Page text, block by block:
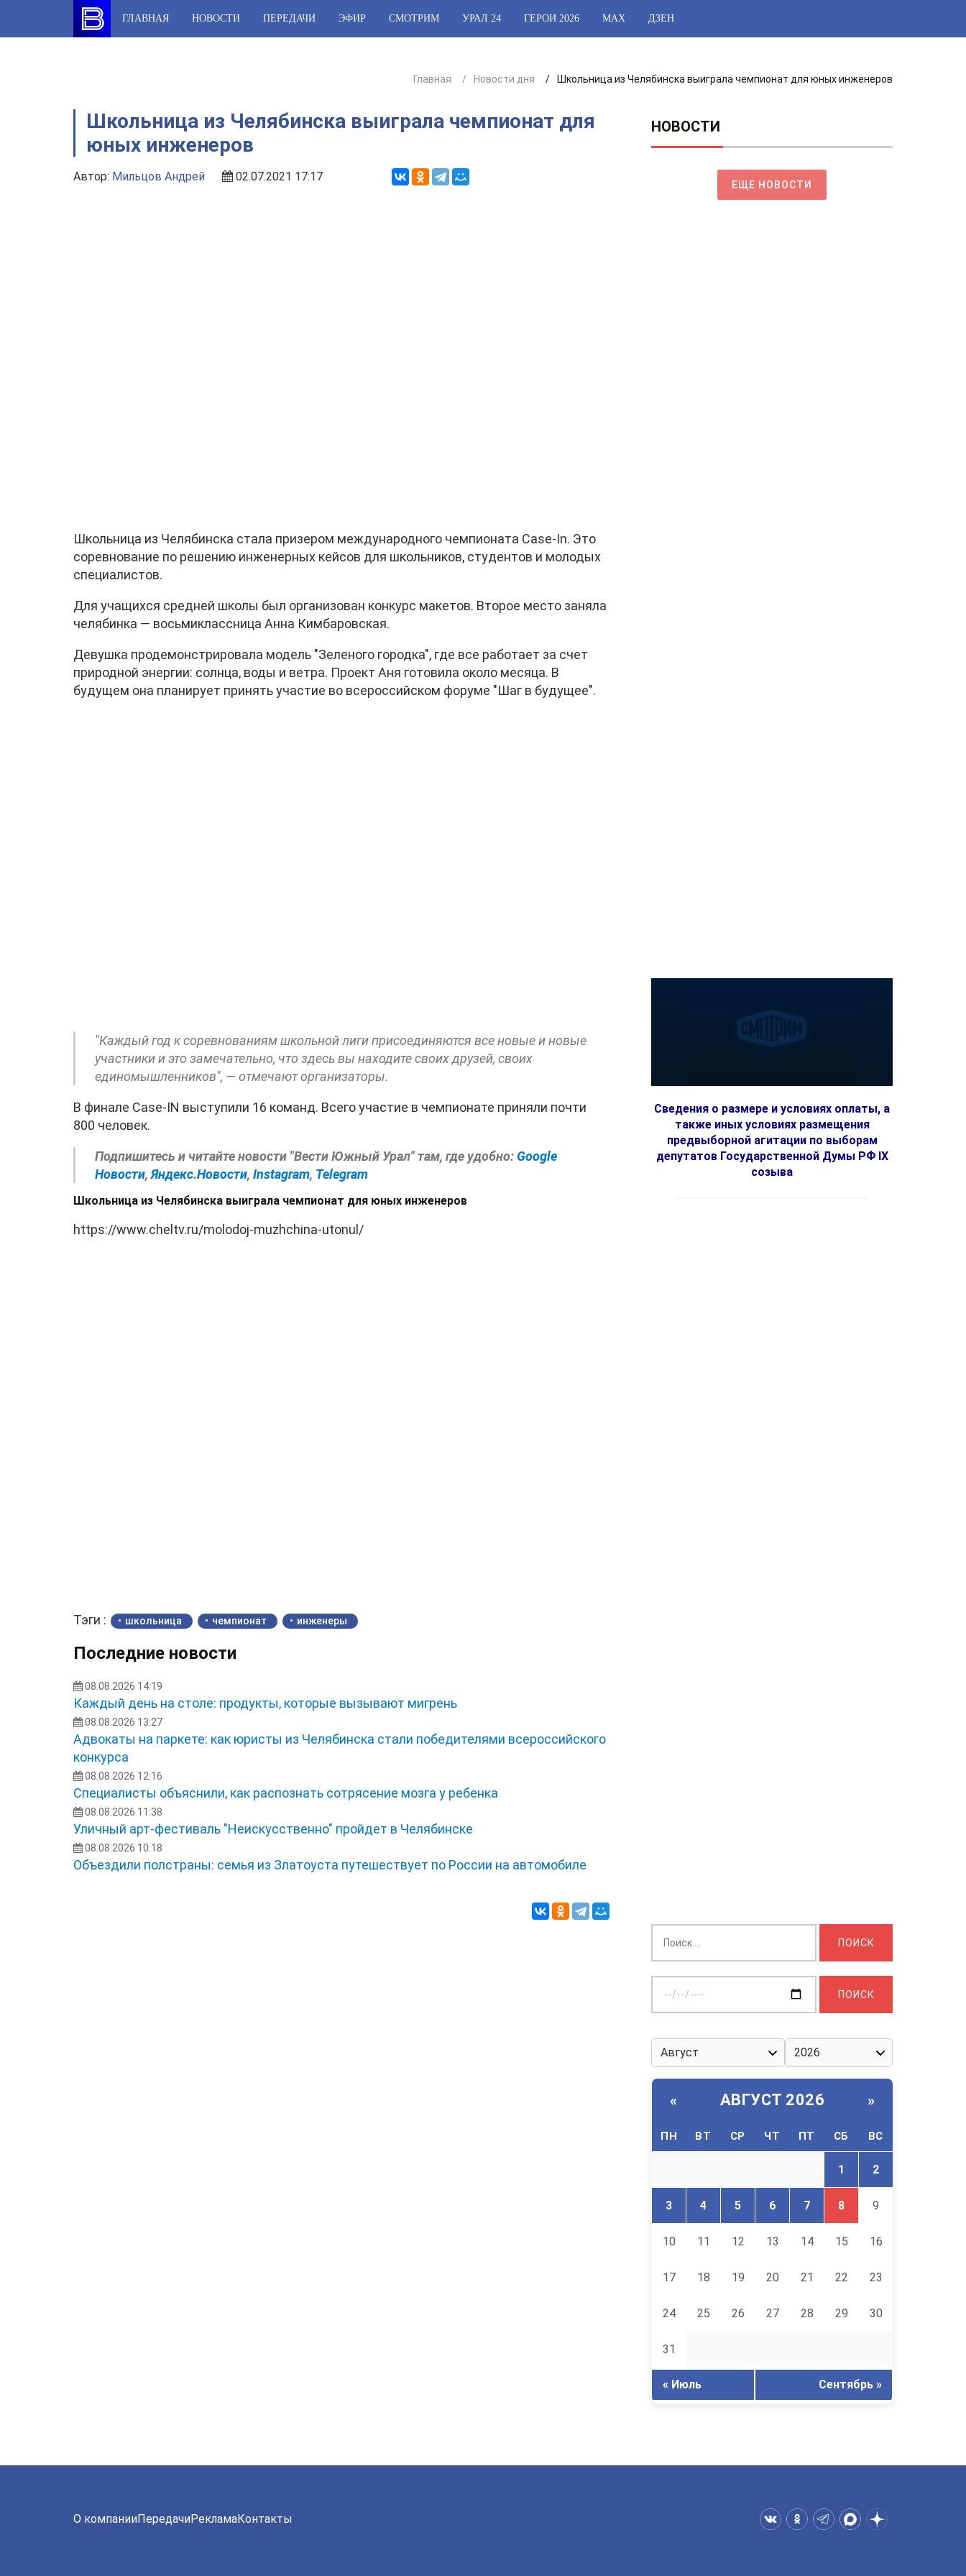
content
ГЛАВНАЯ НОВОСТИ ПЕРЕДАЧИ ЭФИР СМОТРИМ УРАЛ 24 ГЕРОИ 2026 МАХ ДЗЕН
Главная Новости дня Школьница из Челябинска выиграла чемпионат для юных инженеров
Школьница из Челябинска выиграла чемпионат для
юных инженеров
Автор: Мильцов Андрей 02.07.2021 17:17
Школьница из Челябинска стала призером международного чемпионата Case-In. Это
соревнование по решению инженерных кейсов для школьников, студентов и молодых
специалистов.
Для учащихся средней школы был организован конкурс макетов. Второе место заняла
челябинка — восьмиклассница Анна Кимбаровская.
Девушка продемонстрировала модель "Зеленого городка", где все работает за счет
природной энергии: солнца, воды и ветра. Проект Аня готовила около месяца. В
будущем она планирует принять участие во всероссийском форуме "Шаг в будущее".
"Каждый год к соревнованиям школьной лиги присоединяются все новые и новые
участники и это замечательно, что здесь вы находите своих друзей, своих
единомышленников", — отмечают организаторы.
В финале Сase-IN выступили 16 команд. Всего участие в чемпионате приняли почти
800 человек.
Подпишитесь и читайте новости "Вести Южный Урал" там, где удобно: Google
Новости,Яндекс.Новости, Instagram, Telegram
Школьница из Челябинска выиграла чемпионат для юных инженеров
https://www.cheltv.ru/molodoj-muzhchina-utonul/
Тэги : школьница чемпионат инженеры
Последние новости
08.08.2026 14:19
Каждый день на столе: продукты, которые вызывают мигрень
08.08.2026 13:27
Адвокаты на паркете: как юристы из Челябинска стали победителями всероссийского
конкурса
08.08.2026 12:16
Специалисты объяснили, как распознать сотрясение мозга у ребенка
08.08.2026 11:38
Уличный арт-фестиваль "Неискусственно" пройдет в Челябинске
08.08.2026 10:18
Объездили полстраны: семья из Златоуста путешествует по России на автомобиле
НОВОСТИ
ЕЩЕ НОВОСТИ
Сведения о размере и условиях оплаты, а
также иных условиях размещения
предвыборной агитации по выборам
депутатов Государственной Думы РФ IX
созыва
дату:
« АВГУСТ 2026 »
ПН ВТ СР ЧТ ПТ СБ ВС
1 2
3 4 5 6 7 8 9
10 11 12 13 14 15 16
17 18 19 20 21 22 23
24 25 26 27 28 29 30
31
« Июль Сентябрь »
О компанииПередачиРекламаКонтакты